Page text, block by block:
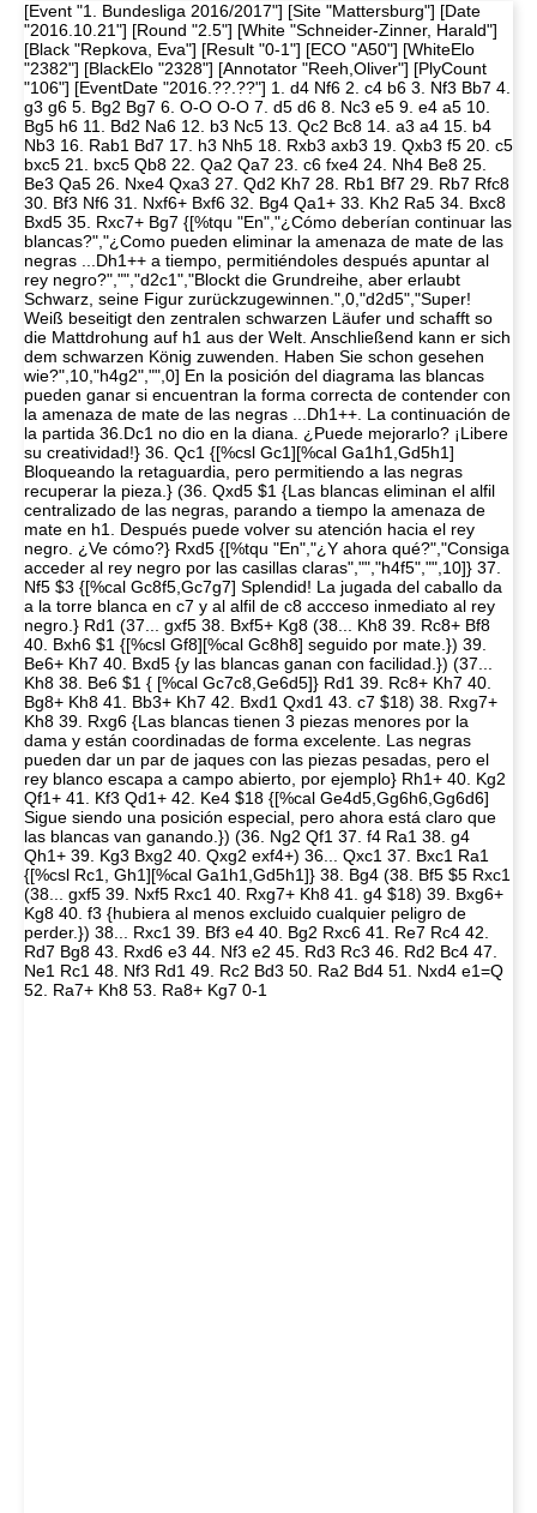
[Event "1. Bundesliga 2016/2017"] [Site "Mattersburg"] [Date
"2016.10.21"] [Round "2.5"] [White "Schneider-Zinner, Harald"]
[Black "Repkova, Eva"] [Result "0-1"] [ECO "A50"] [WhiteElo
"2382"] [BlackElo "2328"] [Annotator "Reeh,Oliver"] [PlyCount
"106"] [EventDate "2016.??.??"] 1. d4 Nf6 2. c4 b6 3. Nf3 Bb7 4.
g3 g6 5. Bg2 Bg7 6. O-O O-O 7. d5 d6 8. Nc3 e5 9. e4 a5 10.
Bg5 h6 11. Bd2 Na6 12. b3 Nc5 13. Qc2 Bc8 14. a3 a4 15. b4
Nb3 16. Rab1 Bd7 17. h3 Nh5 18. Rxb3 axb3 19. Qxb3 f5 20. c5
bxc5 21. bxc5 Qb8 22. Qa2 Qa7 23. c6 fxe4 24. Nh4 Be8 25.
Be3 Qa5 26. Nxe4 Qxa3 27. Qd2 Kh7 28. Rb1 Bf7 29. Rb7 Rfc8
30. Bf3 Nf6 31. Nxf6+ Bxf6 32. Bg4 Qa1+ 33. Kh2 Ra5 34. Bxc8
Bxd5 35. Rxc7+ Bg7 {[%tqu "En","¿Cómo deberían continuar las
blancas?","¿Como pueden eliminar la amenaza de mate de las
negras ...Dh1++ a tiempo, permitiéndoles después apuntar al
rey negro?","","d2c1","Blockt die Grundreihe, aber erlaubt
Schwarz, seine Figur zurückzugewinnen.",0,"d2d5","Super!
Weiß beseitigt den zentralen schwarzen Läufer und schafft so
die Mattdrohung auf h1 aus der Welt. Anschließend kann er sich
dem schwarzen König zuwenden. Haben Sie schon gesehen
wie?",10,"h4g2","",0] En la posición del diagrama las blancas
pueden ganar si encuentran la forma correcta de contender con
la amenaza de mate de las negras ...Dh1++. La continuación de
la partida 36.Dc1 no dio en la diana. ¿Puede mejorarlo? ¡Libere
su creatividad!} 36. Qc1 {[%csl Gc1][%cal Ga1h1,Gd5h1]
Bloqueando la retaguardia, pero permitiendo a las negras
recuperar la pieza.} (36. Qxd5 $1 {Las blancas eliminan el alfil
centralizado de las negras, parando a tiempo la amenaza de
mate en h1. Después puede volver su atención hacia el rey
negro. ¿Ve cómo?} Rxd5 {[%tqu "En","¿Y ahora qué?","Consiga
acceder al rey negro por las casillas claras","","h4f5","",10]} 37.
Nf5 $3 {[%cal Gc8f5,Gc7g7] Splendid! La jugada del caballo da
a la torre blanca en c7 y al alfil de c8 accceso inmediato al rey
negro.} Rd1 (37... gxf5 38. Bxf5+ Kg8 (38... Kh8 39. Rc8+ Bf8
40. Bxh6 $1 {[%csl Gf8][%cal Gc8h8] seguido por mate.}) 39.
Be6+ Kh7 40. Bxd5 {y las blancas ganan con facilidad.}) (37...
Kh8 38. Be6 $1 { [%cal Gc7c8,Ge6d5]} Rd1 39. Rc8+ Kh7 40.
Bg8+ Kh8 41. Bb3+ Kh7 42. Bxd1 Qxd1 43. c7 $18) 38. Rxg7+
Kh8 39. Rxg6 {Las blancas tienen 3 piezas menores por la
dama y están coordinadas de forma excelente. Las negras
pueden dar un par de jaques con las piezas pesadas, pero el
rey blanco escapa a campo abierto, por ejemplo} Rh1+ 40. Kg2
Qf1+ 41. Kf3 Qd1+ 42. Ke4 $18 {[%cal Ge4d5,Gg6h6,Gg6d6]
Sigue siendo una posición especial, pero ahora está claro que
las blancas van ganando.}) (36. Ng2 Qf1 37. f4 Ra1 38. g4
Qh1+ 39. Kg3 Bxg2 40. Qxg2 exf4+) 36... Qxc1 37. Bxc1 Ra1
{[%csl Rc1, Gh1][%cal Ga1h1,Gd5h1]} 38. Bg4 (38. Bf5 $5 Rxc1
(38... gxf5 39. Nxf5 Rxc1 40. Rxg7+ Kh8 41. g4 $18) 39. Bxg6+
Kg8 40. f3 {hubiera al menos excluido cualquier peligro de
perder.}) 38... Rxc1 39. Bf3 e4 40. Bg2 Rxc6 41. Re7 Rc4 42.
Rd7 Bg8 43. Rxd6 e3 44. Nf3 e2 45. Rd3 Rc3 46. Rd2 Bc4 47.
Ne1 Rc1 48. Nf3 Rd1 49. Rc2 Bd3 50. Ra2 Bd4 51. Nxd4 e1=Q
52. Ra7+ Kh8 53. Ra8+ Kg7 0-1